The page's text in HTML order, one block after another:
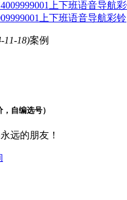
上下班语音导航彩铃
11-18)案例
自编选号）
远的朋友！